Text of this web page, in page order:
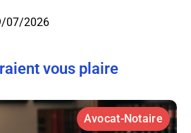
07/2026
vous plaire
Avocat-Notaire